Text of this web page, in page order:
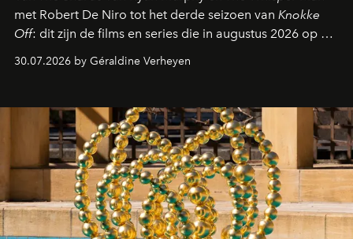
met Robert De Niro tot het derde seizoen van Knokke
Off: dit zijn de films en series die in augustus 2026 op de
streamingplatformen verschijnen.
30.07.2026 by Géraldine Verheyen